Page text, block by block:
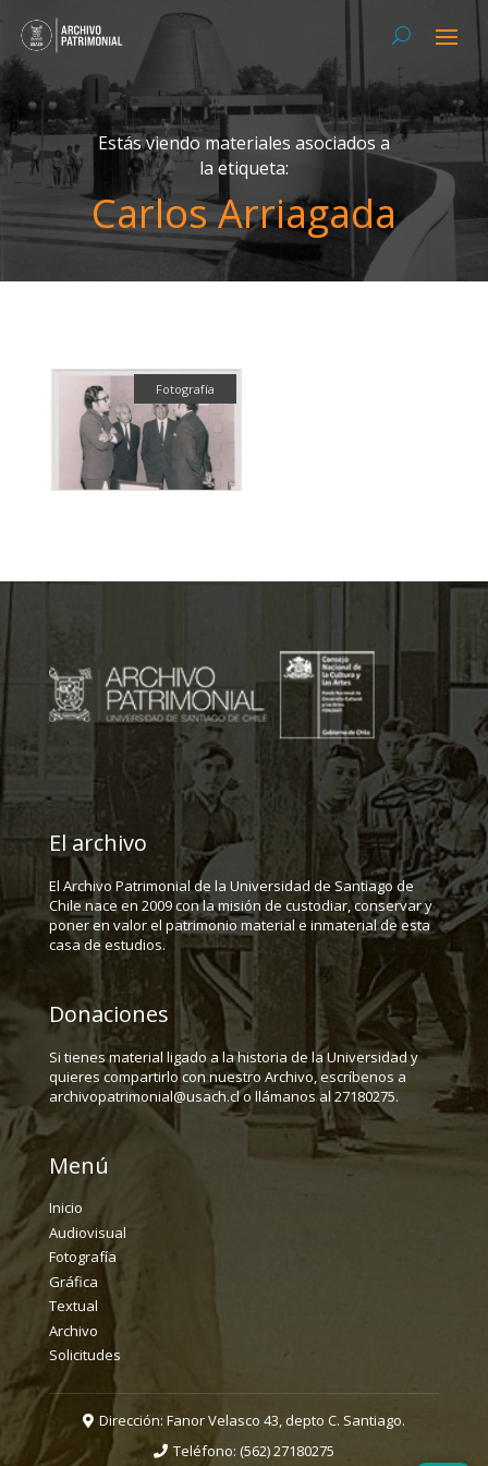
Estás viendo materiales asociados a
la etiqueta:
Carlos Arriagada
Fotografía
El archivo
El Archivo Patrimonial de la Universidad de Santiago de
Chile nace en 2009 con la misión de custodiar, conservar y
poner en valor el patrimonio material e inmaterial de esta
casa de estudios.
Donaciones
Si tienes material ligado a la historia de la Universidad y
quieres compartirlo con nuestro Archivo, escríbenos a
archivopatrimonial@usach.cl o llámanos al 27180275.
Menú
Inicio
Audiovisual
Fotografía
Gráfica
Textual
Archivo
Solicitudes
Dirección: Fanor Velasco 43, depto C. Santiago.
Teléfono: (562) 27180275